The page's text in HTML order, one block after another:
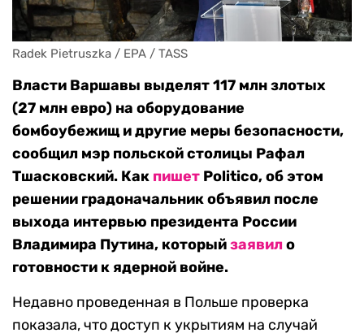
Radek Pietruszka / EPA / TASS
Власти Варшавы выделят 117 млн злотых
(27 млн евро) на оборудование
бомбоубежищ и другие меры безопасности,
сообщил мэр польской столицы Рафал
Тшасковский. Как пишет Politico, об этом
решении градоначальник объявил после
выхода интервью президента России
Владимира Путина, которыйзаявило
готовности к ядерной войне.
Недавно проведенная в Польше проверка
показала, что доступ к укрытиям на случай